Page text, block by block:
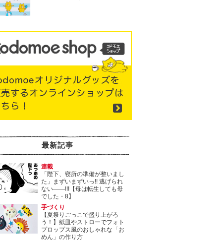
最新記事
連載
「陛下、寝所の準備が整いまし
た」まずいまずいっ!! 逃げられ
ない――!!!【母は転生しても母
でした・8】
手づくり
【夏祭りごっこで盛り上がろ
う！】紙皿やストローでフォト
プロップス風のおしゃれな「お
めん」の作り方